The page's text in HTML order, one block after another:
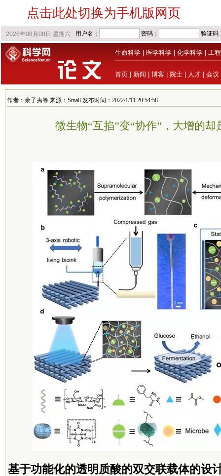
点击此处切换为手机版网页
生命科学 医学科学 化学科学 工
首页 新闻 博客 院士 人才 会议
作者：余子夷等 来源：Small 发布时间：2022/1/11 20:54:58
微生物“互掐”变“协作”，大增的却
基于功能化的透明质酸的双交联载体的设